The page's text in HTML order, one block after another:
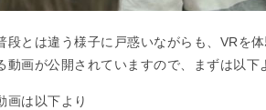
段とは違う様子に戸惑いながらも、VRを
動画が公開されていますので、まずは以下
画は以下より